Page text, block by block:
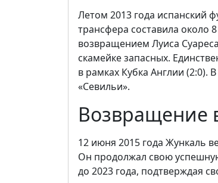
Летом 2013 года испанский
трансфера составила около
возвращением Луиса
скамейке запасных.
в рамках Кубка Англии (2:0).
«Севильи».
Возвращение
12 июня 2015 года Жункаль
Он продолжал свою
до 2023 года, подтверждая